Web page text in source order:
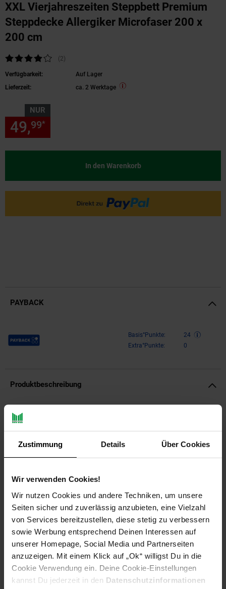
Zustimmung Details Über Cookies
Wir verwenden Cookies!
Wir nutzen Cookies und andere Techniken, um unsere
Seiten sicher und zuverlässig anzubieten, eine Vielzahl
von Services bereitzustellen, diese stetig zu verbessern
sowie Werbung entsprechend Deinen Interessen auf
unserer Homepage, Social Media und Partnerseiten
anzuzeigen. Mit einem Klick auf „Ok“ willigst Du in die
Cookie Verwendung ein. Deine Cookie-Einstellungen
kannst Du jederzeit in den Datenschutzinformationen
XXL Vierjahreszeiten Steppbett Premium
Steppdecke Allergiker Microfaser 200 x
200 cm
Kundenbewertung: 4 von 5 Sternen
(2Kundenbewertungen
)
Verfügbarkeit:
Auf Lager
Lieferzeit:
ca. 2 Werktage
NUR
49,99*
In den Warenkorb
PAYBACK
Payback Punkte Basis°Punkte:
24
Extra°Punkte:
0
Produktbeschreibung
Zweiteiliges 4-Jahreszeiten-Steppbett. Zwei
zusammenknöpfbare Bettdecken mit unterschiedlicher
Füllung, bestens für alle Jahreszeiten geeignet.
oder zusammen genutzt werden können. Durch die individuelle
einsetzbar. Die Füllung der Decken ist eine Markenhohlfaser
die durch die sehr gute Bauschkraft und der guten
Feuchtigkeitsaufnahme und -ableitung für ein angenehm
trockenes Schlafklima sorgt. Das Steppbett ist pflegeleicht
und bis zu 60°C waschbar. Auf Grund dessen, ist das Steppbett
gut geeignet für Hausstauballergiker.
Produktdetails: